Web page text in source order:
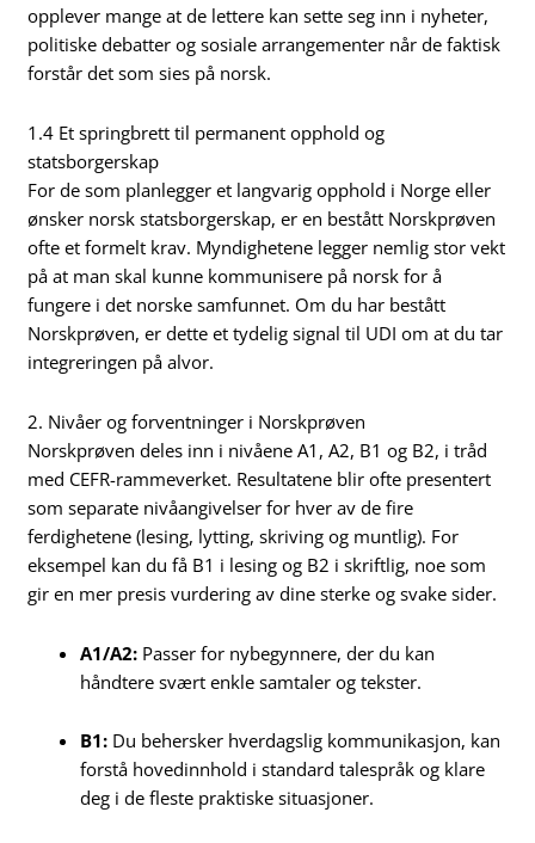
opplever mange at de lettere kan sette seg inn i nyheter,
politiske debatter og sosiale arrangementer når de faktisk
forstår det som sies på norsk.
1.4 Et springbrett til permanent opphold og
statsborgerskap
For de som planlegger et langvarig opphold i Norge eller
ønsker norsk statsborgerskap, er en bestått Norskprøven
ofte et formelt krav. Myndighetene legger nemlig stor vekt
på at man skal kunne kommunisere på norsk for å
fungere i det norske samfunnet. Om du har bestått
Norskprøven, er dette et tydelig signal til UDI om at du tar
integreringen på alvor.
2. Nivåer og forventninger i Norskprøven
Norskprøven deles inn i nivåene A1, A2, B1 og B2, i tråd
med CEFR-rammeverket. Resultatene blir ofte presentert
som separate nivåangivelser for hver av de fire
ferdighetene (lesing, lytting, skriving og muntlig). For
eksempel kan du få B1 i lesing og B2 i skriftlig, noe som
gir en mer presis vurdering av dine sterke og svake sider.
A1/A2: Passer for nybegynnere, der du kan
håndtere svært enkle samtaler og tekster.
B1: Du behersker hverdagslig kommunikasjon, kan
forstå hovedinnhold i standard talespråk og klare
deg i de fleste praktiske situasjoner.